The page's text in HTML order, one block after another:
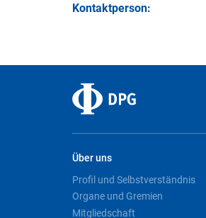
Kontakt­person:
Über uns
Profil und Selbstverständnis
Organe und Gremien
Mitgliedschaft